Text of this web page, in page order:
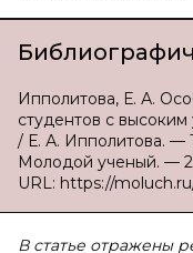
Ипполитова, Е. А.
студентов с
/ Е. А. Ипполитова. —
Молодой ученый. —
URL: https://
В статье отражены